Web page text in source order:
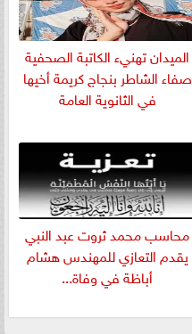
الميدان تهنيء الكاتبة الصحفية
صفاء الشاطر بنجاج كريمة أخيها
في الثانوية العامة
​محاسب محمد ثروت عبد النبي
يقدم التعازي للمهندس هشام
أباظة في وفاة...